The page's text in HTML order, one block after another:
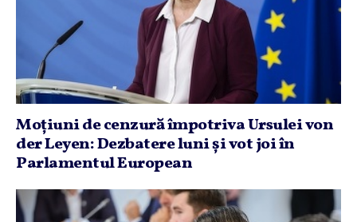
Moţiuni de cenzură împotriva Ursulei von
der Leyen: Dezbatere luni şi vot joi în
Parlamentul European